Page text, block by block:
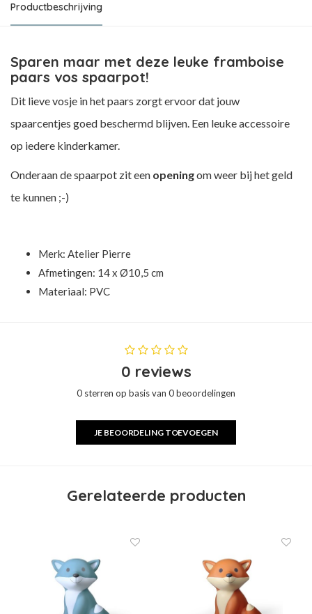
Productbeschrijving
Sparen maar met deze leuke framboise
paars vos spaarpot!
Dit lieve vosje in het paars zorgt ervoor dat jouw
spaarcentjes goed beschermd blijven. Een leuke accessoire
op iedere kinderkamer.
Onderaan de spaarpot zit een openingom weer bij het geld
te kunnen ;-)
Merk: Atelier Pierre
Afmetingen: 14 x Ø10,5 cm
Materiaal: PVC
0 reviews
0 sterren op basis van 0 beoordelingen
JE BEOORDELING TOEVOEGEN
Gerelateerde producten